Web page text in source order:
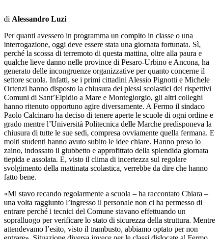
di Alessandro Luzi
Per quanti avessero in programma un compito in classe o una
interrogazione, oggi deve essere stata una giornata fortunata. Sì,
perché la scossa di terremoto di questa mattina, oltre alla paura e
qualche lieve danno nelle province di Pesaro-Urbino e Ancona, ha
generato delle incongruenze organizzative per quanto concerne il
settore scuola. Infatti, se i primi cittadini Alessio Pignotti e Michele
Ortenzi hanno disposto la chiusura dei plessi scolastici dei rispettivi
Comuni di Sant’Elpidio a Mare e Montegiorgio, gli altri colleghi
hanno ritenuto opportuno agire diversamente. A Fermo il sindaco
Paolo Calcinaro ha deciso di tenere aperte le scuole di ogni ordine e
grado mentre l’Università Politecnica delle Marche predisponeva la
chiusura di tutte le sue sedi, compresa ovviamente quella fermana. E
molti studenti hanno avuto subito le idee chiare. Hanno preso lo
zaino, indossato il giubbetto e approfittato della splendida giornata
tiepida e assolata. E, visto il clima di incertezza sul regolare
svolgimento della mattinata scolastica, verrebbe da dire che hanno
fatto bene.
«Mi stavo recando regolarmente a scuola – ha raccontato Chiara –
una volta raggiunto l’ingresso il personale non ci ha permesso di
entrare perché i tecnici del Comune stavano effettuando un
sopralluogo per verificare lo stato di sicurezza della struttura. Mentre
attendevamo l’esito, visto il trambusto, abbiamo optato per non